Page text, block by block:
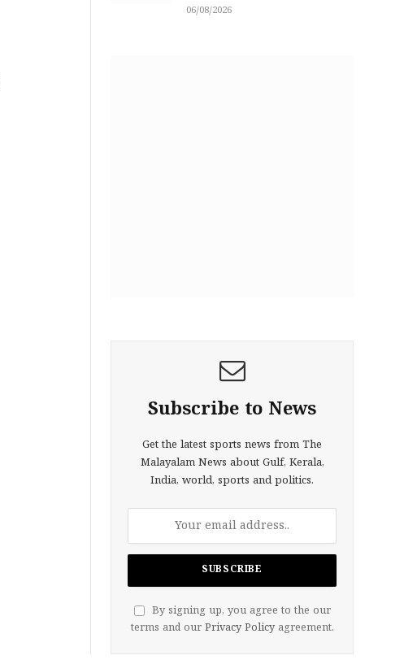
06/08/2026
Subscribe to News
Get the latest sports news from The
Malayalam News about Gulf, Kerala,
India, world, sports and politics.
By signing up, you agree to the our
terms and our Privacy Policyagreement.